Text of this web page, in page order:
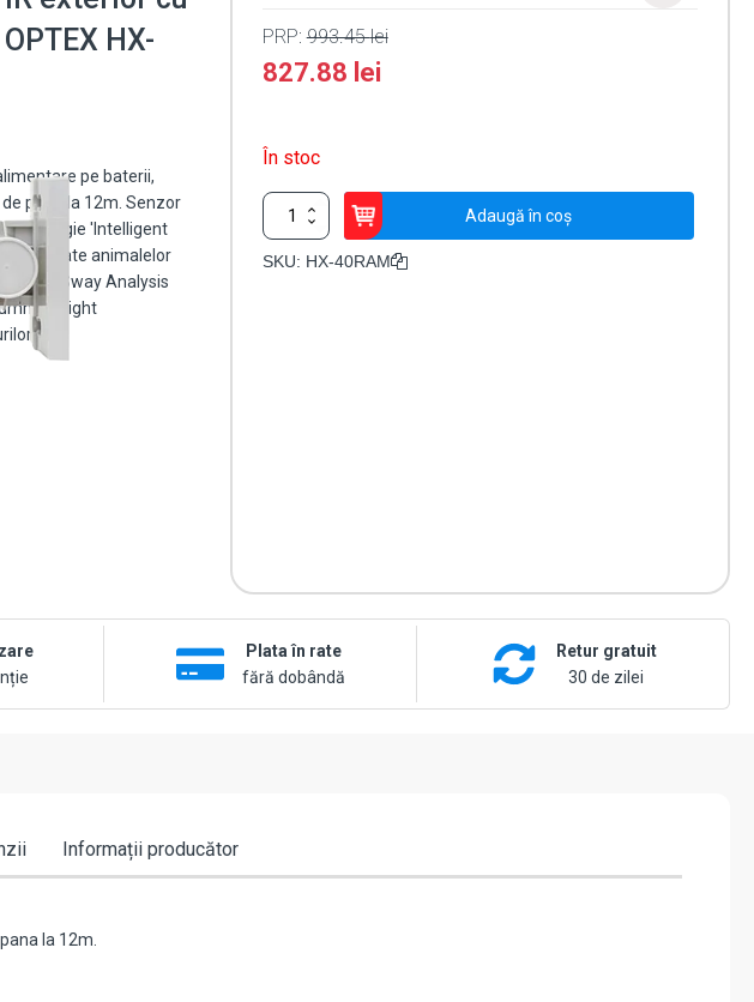
HX-
pe baterii,
pana la 12m. Senzor
'Intelligent
datorate animalelor
Sway Analysis
Night
[…]
PRP:993.45lei
827.88 lei
În stoc
Cantitate
Detector
de
Adaugă în coș
SKU: HX-40RAM
Plata în rate
fără dobândă
Retur gratuit
30 de zilei
Informații producător
la 12m.